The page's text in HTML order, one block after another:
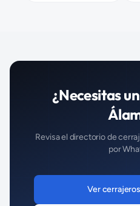
¿Necesitas
Revisa el directorio de
por
Vercerrajeros